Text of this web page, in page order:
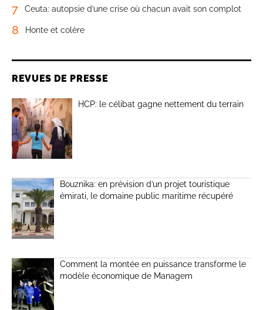
7 Ceuta: autopsie d’une crise où chacun avait son complot
8 Honte et colère
REVUES DE PRESSE
HCP: le célibat gagne nettement du terrain
Bouznika: en prévision d’un projet touristique
émirati, le domaine public maritime récupéré
Comment la montée en puissance transforme le
modèle économique de Managem